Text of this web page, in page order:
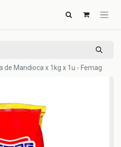
de Mandioca x 1kg x 1u - Femag